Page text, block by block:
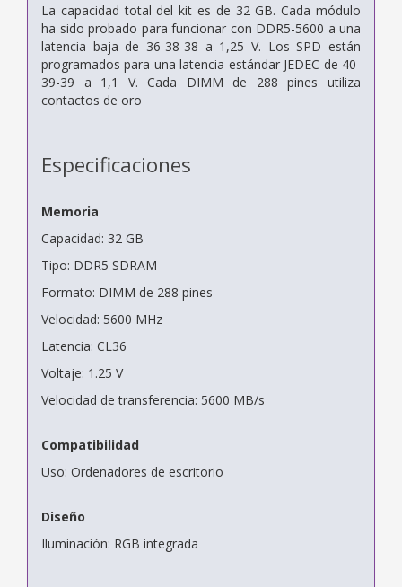
La capacidad total delkit es de 32 GB. Cada módulo
ha sido probado para funcionar con DDR5-5600 a una
latencia baja de 36-38-38 a 1,25 V. LosSPD están
programados para una latencia estándar JEDEC de 40-
39-39 a 1,1 V. Cada DIMM de 288 pines utiliza
contactos de oro
Especificaciones
Memoria
Capacidad: 32 GB
Tipo: DDR5 SDRAM
Formato: DIMM de 288 pines
Velocidad: 5600 MHz
Latencia: CL36
Voltaje: 1.25 V
Velocidad de transferencia: 5600 MB/s
Compatibilidad
Uso: Ordenadores de escritorio
Diseño
Iluminación: RGB integrada